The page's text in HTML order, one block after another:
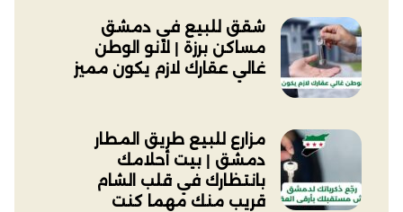
شقق للبيع في دمشق
مساكن برزة | لأنو الوطن
غالي عقارك لازم يكون مميز
مزارع للبيع طريق المطار
دمشق | بيت أحلامك
بانتظارك في قلب الشام
قريب منك مهما كنت